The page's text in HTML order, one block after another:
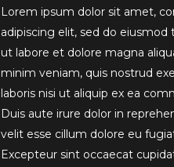
Lorem ipsum dolor sit amet,
adipiscing elit, sed do
ut labore et dolore magna
minim veniam, quis nostrud
laboris nisi ut aliquip ex ea
Duis aute irure dolor in
velit esse cillum dolore eu
Excepteur sint occaecat